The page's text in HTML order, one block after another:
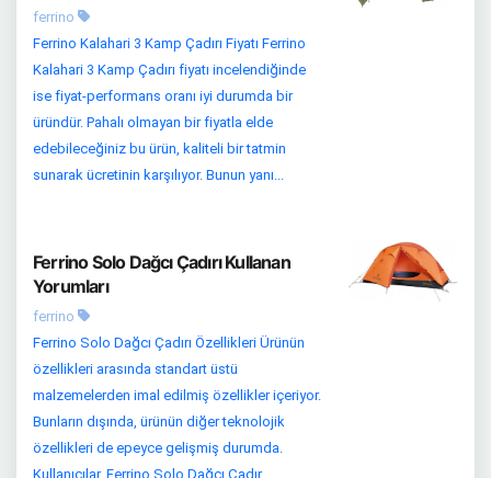
ferrino
Ferrino Kalahari 3 Kamp Çadırı Fiyatı Ferrino
Kalahari 3 Kamp Çadırı fiyatı incelendiğinde
ise fiyat-performans oranı iyi durumda bir
üründür. Pahalı olmayan bir fiyatla elde
edebileceğiniz bu ürün, kaliteli bir tatmin
sunarak ücretinin karşılıyor. Bunun yanı...
Ferrino Solo Dağcı Çadırı Kullanan
Yorumları
ferrino
Ferrino Solo Dağcı Çadırı Özellikleri Ürünün
özellikleri arasında standart üstü
malzemelerden imal edilmiş özellikler içeriyor.
Bunların dışında, ürünün diğer teknolojik
özellikleri de epeyce gelişmiş durumda.
Kullanıcılar, Ferrino Solo Dağcı Çadır...